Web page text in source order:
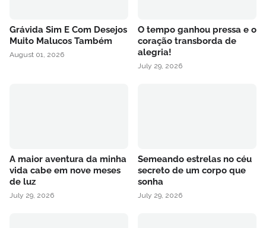
Grávida Sim E Com Desejos
Muito Malucos Também
August 01, 2026
O tempo ganhou pressa e o
coração transborda de
alegria!
July 29, 2026
A maior aventura da minha
vida cabe em nove meses
de luz
July 29, 2026
Semeando estrelas no céu
secreto de um corpo que
sonha
July 29, 2026